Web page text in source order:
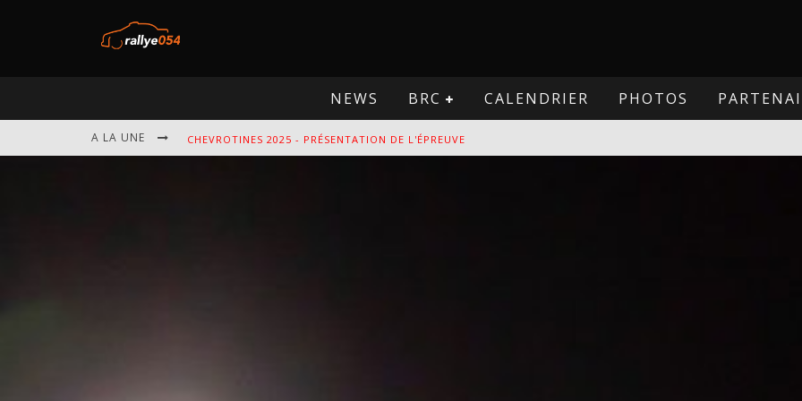
NEWS BRC CALENDRIER PHOTOS
A LA UNE CHEVROTINES 2025 - PRÉSENTATION DE L'ÉPREUVE